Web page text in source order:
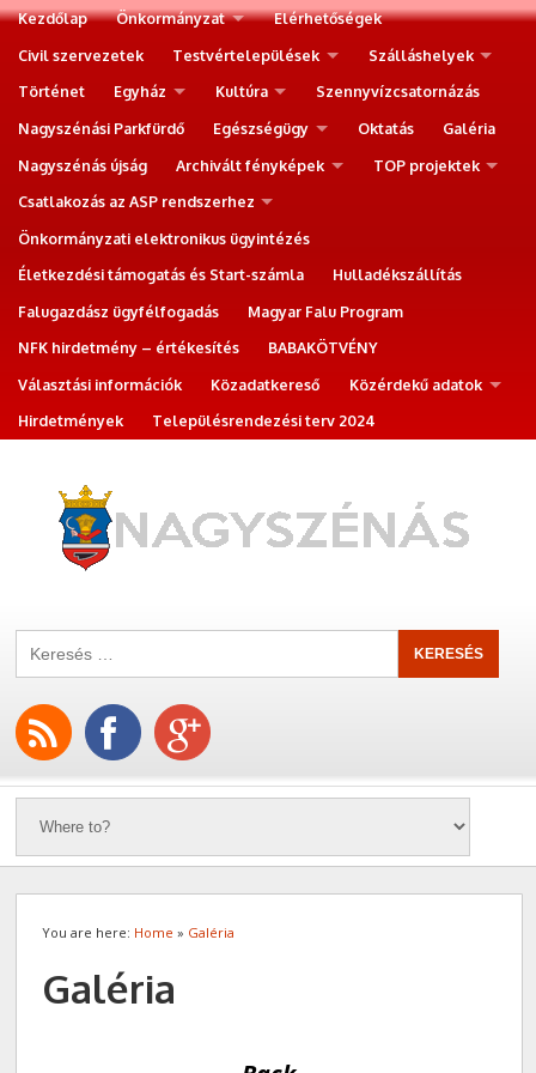
Kezdőlap Önkormányzat
Elérhetőségek
Civil szervezetek
Testvértelepülések
Szálláshelyek
Történet
Egyház Kultúra
Szennyvízcsatornázás
Nagyszénási Parkfürdő
Egészségügy Oktatás
Galéria
Nagyszénás újság
Archivált fényképek
TOP projektek
Csatlakozás az ASP rendszerhez
Önkormányzati elektronikus ügyintézés
Életkezdési támogatás és Start-számla
Hulladékszállítás
Falugazdász ügyfélfogadás
Magyar Falu Program
NFK hirdetmény – értékesítés
BABAKÖTVÉNY
Választási információk
Közadatkereső
Közérdekű adatok
Hirdetmények
Településrendezési terv 2024
You are here: Home » Galéria
Galéria